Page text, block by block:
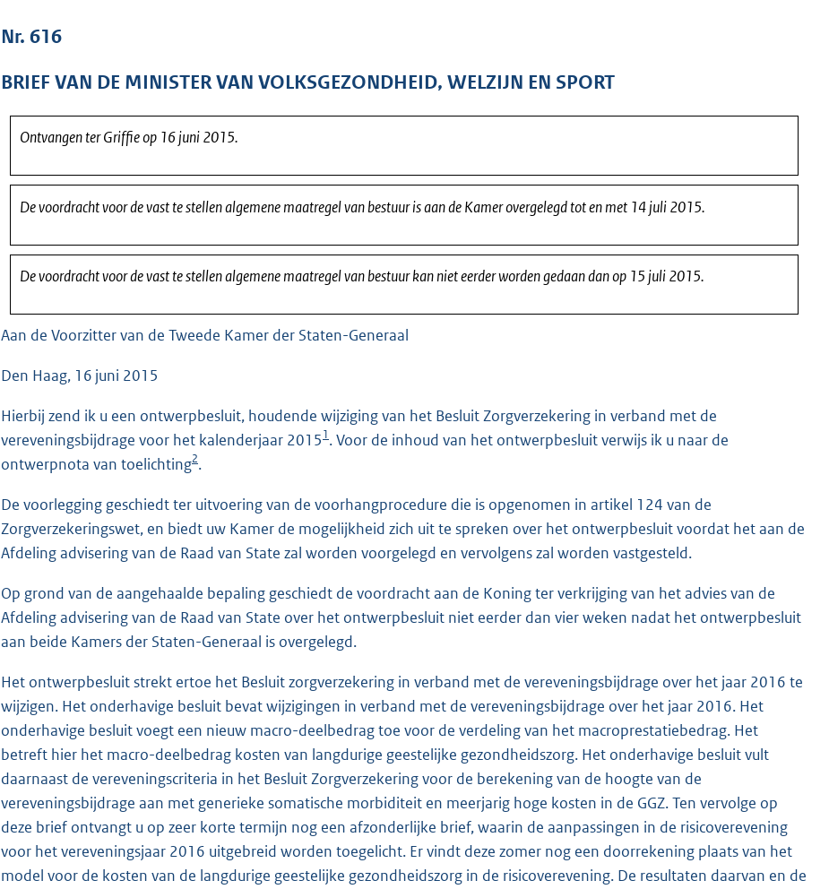
r
o
:
3
b
Nr. 616
BRIEF VAN DE MINISTER VAN VOLKSGEZONDHEID, WELZIJN EN SPORT
Ontvangen ter Griffie op 16 juni 2015.
De voordracht voor de vast te stellen algemene maatregel van bestuur is aan de Kamer overgelegd tot en met 14 juli 2015.
De voordracht voor de vast te stellen algemene maatregel van bestuur kan niet eerder worden gedaan dan op 15 juli 2015.
Aan de Voorzitter van de Tweede Kamer der Staten-Generaal
Den Haag, 16 juni 2015
Hierbij zend ik u een ontwerpbesluit, houdende wijziging van het Besluit Zorgverzekering in verband met de
vereveningsbijdrage voor het kalenderjaar 20151. Voor de inhoud van het ontwerpbesluit verwijs ik u naar de
ontwerpnota van toelichting2.
De voorlegging geschiedt ter uitvoering van de voorhangprocedure die is opgenomen in artikel 124 van de
Zorgverzekeringswet, en biedt uw Kamer de mogelijkheid zich uit te spreken over het ontwerpbesluit voordat het aan de
Afdeling advisering van de Raad van State zal worden voorgelegd en vervolgens zal worden vastgesteld.
Op grond van de aangehaalde bepaling geschiedt de voordracht aan de Koning ter verkrijging van het advies van de
Afdeling advisering van de Raad van State over het ontwerpbesluit niet eerder dan vier weken nadat het ontwerpbesluit
aan beide Kamers der Staten-Generaal is overgelegd.
Het ontwerpbesluit strekt ertoe het Besluit zorgverzekering in verband met de vereveningsbijdrage over het jaar 2016 te
wijzigen. Het onderhavige besluit bevat wijzigingen in verband met de vereveningsbijdrage over het jaar 2016. Het
onderhavige besluit voegt een nieuw macro-deelbedrag toe voor de verdeling van het macroprestatiebedrag. Het
betreft hier het macro-deelbedrag kosten van langdurige geestelijke gezondheidszorg. Het onderhavige besluit vult
daarnaast de vereveningscriteria in het Besluit Zorgverzekering voor de berekening van de hoogte van de
vereveningsbijdrage aan met generieke somatische morbiditeit en meerjarig hoge kosten in de GGZ. Ten vervolge op
deze brief ontvangt u op zeer korte termijn nog een afzonderlijke brief, waarin de aanpassingen in de risicoverevening
voor het vereveningsjaar 2016 uitgebreid worden toegelicht. Er vindt deze zomer nog een doorrekening plaats van het
model voor de kosten van de langdurige geestelijke gezondheidszorg in de risicoverevening. De resultaten daarvan en de